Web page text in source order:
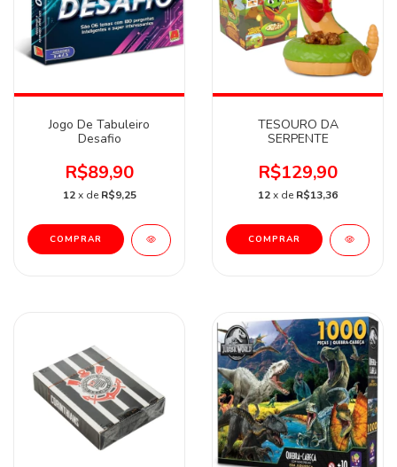
Jogo De Tabuleiro
Desafio
R$89,90
12 x de R$9,25
TESOURO DA
SERPENTE
R$129,90
12x de R$13,36